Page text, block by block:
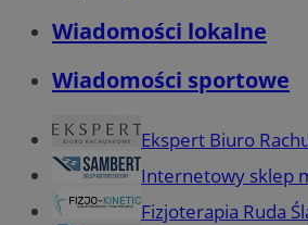
Wiadomości lokalne
Wiadomości sportowe
Ekspert Biuro
Internetowy sklep
Fizjoterapia Ruda